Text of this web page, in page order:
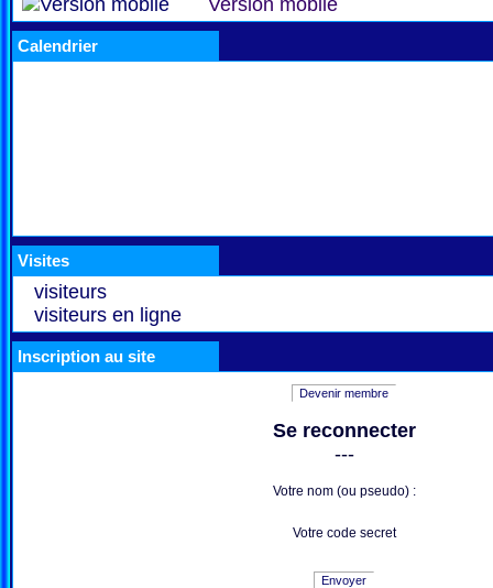
Version mobile
Calendrier
Visites
visiteurs
visiteurs en ligne
Inscription au site
Devenir membre
Se reconnecter
---
Votre nom (ou pseudo) :
Votre code secret
Envoyer